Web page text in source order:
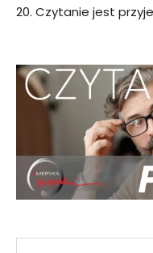
20. Czytanie jest